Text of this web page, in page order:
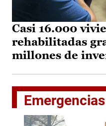
Casi 16.000
rehabilitadas
millones de
Emergencias